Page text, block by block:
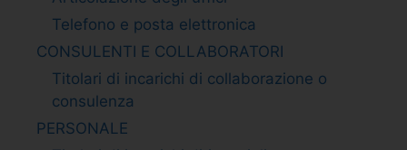
Telefono e posta elettronica
CONSULENTI E COLLABORATORI
Titolari di incarichi di collaborazione o
consulenza
PERSONALE